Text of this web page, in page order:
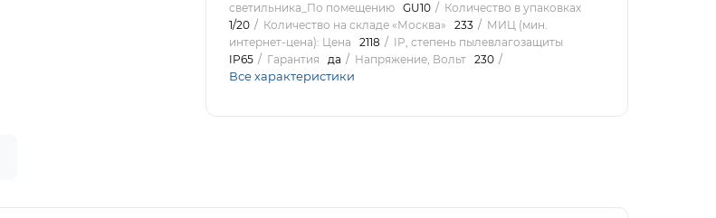
светильника_По помещению
GU10
Количество в упаковках
1/20
Количество на складе «Москва» 233
МИЦ (мин.
интернет-цена): Цена
2118
IP, степень пылевлагозащиты
IP65
Гарантия да Напряжение, Вольт 230
Все характеристики